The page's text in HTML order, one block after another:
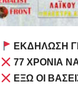
ΕΚΔΗΛΩΣΗ
77 ΧΡΟΝΙΑ
ΕΞΩ ΟΙ